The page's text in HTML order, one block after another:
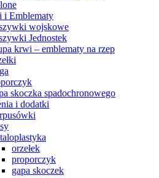
i Emblematy
wojskowe
Jednostek
krwi – emblematy na rzep
skoczka spadochronowego
i dodatki
orzełek
proporczyk
gapa skoczek